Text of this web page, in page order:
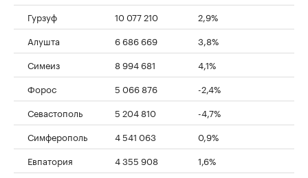
Гурзуф
10 077 210
2,9%
Алушта
6 686 669
3,8%
Симеиз
8 994 681
4,1%
Форос
5 066 876
-2,4%
Севастополь
5 204 810
-4,7%
Симферополь
4 541 063
0,9%
Евпатория
4 355 908
1,6%